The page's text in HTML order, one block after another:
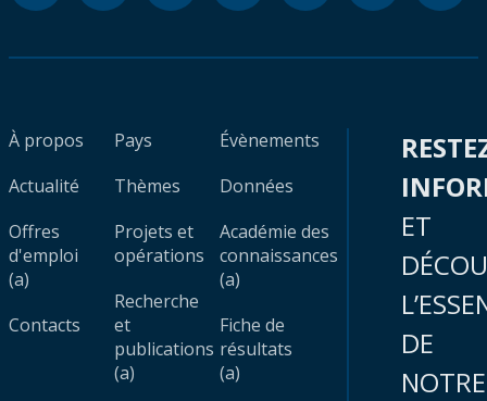
À propos
Actualité
Offres
d'emploi
(a)
Contacts
Pays
Thèmes
Projets et
opérations
Recherche
et
publications
(a)
Évènements
Données
Académie des
connaissances
(a)
Fiche de
résultats
(a)
ET
DE
NOTRE